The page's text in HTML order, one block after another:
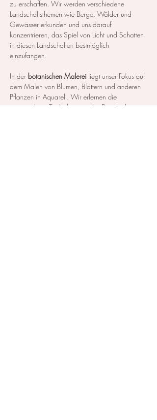
zu erschaffen. Wir werden verschiedene
Landschaftsthemen wie Berge, Wälder und
Gewässer erkunden und uns darauf
konzentrieren, das Spiel von Licht und Schatten
in diesen Landschaften bestmöglich
einzufangen.
In der botanischen Malerei liegt unser Fokus auf
dem Malen von Blumen, Blättern und anderen
Pflanzen in Aquarell. Wir erlernen die
notwendigen Techniken, um die Details der